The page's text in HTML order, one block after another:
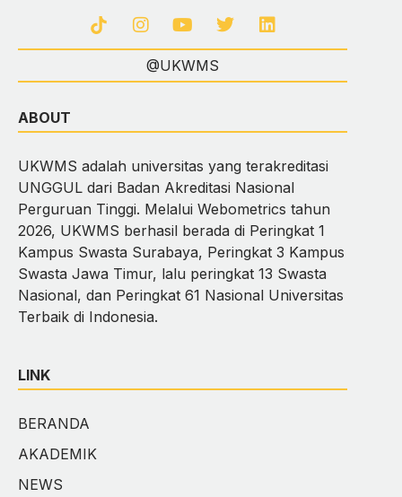
@UKWMS
ABOUT
UKWMS adalah universitas yang terakreditasi
UNGGUL dari Badan Akreditasi Nasional
Perguruan Tinggi. Melalui Webometrics tahun
2026, UKWMS berhasil berada di Peringkat 1
Kampus Swasta Surabaya, Peringkat 3 Kampus
Swasta Jawa Timur, lalu peringkat 13 Swasta
Nasional, dan Peringkat 61 Nasional Universitas
Terbaik di Indonesia.
LINK
BERANDA
AKADEMIK
NEWS